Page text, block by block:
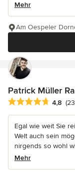
Mehr
Am Oespeler
Patrick Müller
Durchschnittliche
4,8
Egal wie weit Sie
Welt auch sein
nirgends so wohl
Mehr